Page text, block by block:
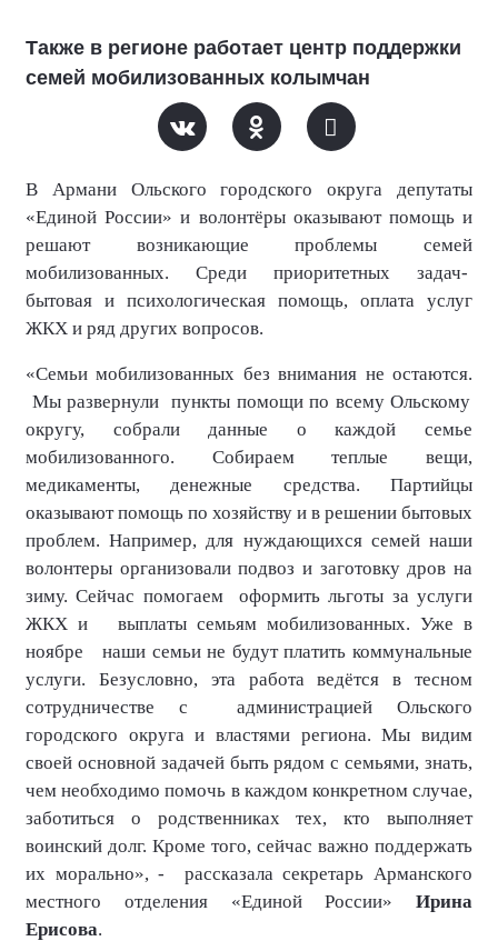
Также в регионе работает центр поддержки
семей мобилизованных колымчан
В Армани Ольского городского округа депутаты
«Единой России» и волонтёры оказывают помощь и
решают возникающие проблемы семей
мобилизованных. Среди приоритетных задач-
бытовая и психологическая помощь, оплата услуг
ЖКХ и ряд других вопросов.
«Семьи мобилизованных без внимания не остаются.
Мы развернули пункты помощи по всему Ольскому
округу, собрали данные о каждой семье
мобилизованного. Собираем теплые вещи,
медикаменты, денежные средства. Партийцы
оказывают помощь по хозяйству и в решении бытовых
проблем. Например, для нуждающихся семей наши
волонтеры организовали подвоз и заготовку дров на
зиму. Сейчас помогаем
оформить льготы за услуги
ЖКХ и
выплаты семьям мобилизованных. Уже в
ноябре
наши семьи не будут платить коммунальные
услуги. Безусловно, эта работа ведётся в тесном
сотрудничестве с
администрацией Ольского
городского округа и властями региона. Мы видим
своей основной задачей быть рядом с семьями, знать,
чем необходимо помочь в каждом конкретном случае,
заботиться о родственниках тех, кто выполняет
воинский долг. Кроме того, сейчас важно поддержать
их морально», -
рассказала секретарь Арманского
местного отделения «Единой России» Ирина
Ерисова.